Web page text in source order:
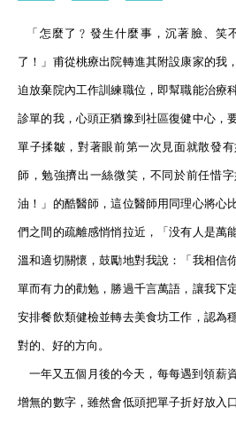
「怎麼了﹖發生什麼事，沉著臉、笑
了！」甫從桃療出院轉進其附設康家的我
迫放棄院內工作訓練職位，即幫職能治療
診單的我，心頭正猶豫到社區復健中心，
單子揉皺，對著眼前第一次見面就散發
師，勉強擠出一絲微笑，不同於前任惜
油！」的酷醫師，這位醫師用同理心將心
們之間的疏離感悄悄拉近，「没有人是萬
溫和適切關懷，鼓勵地對我說：「我相信
單而有力的勸勉，勝過千言萬語，讓我下
安排餐飲類健檢並轉去美食坊工作，認為
對的、好的方向。
一年又五個月後的今天，每每遇到領薪
增無的數字，雖然會低頭把單子折好放入